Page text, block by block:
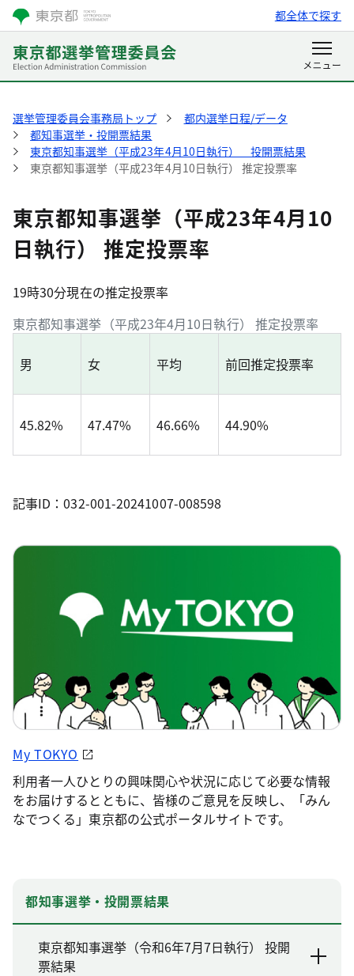
都全体で探す
選挙管理委員会事務局トップ
都内選挙日程/データ
都知事選挙・投開票結果
東京都知事選挙（平成23年4月10日執行） 投開票結果
東京都知事選挙（平成23年4月10日執行） 推定投票率
東京都知事選挙（平成23年4月10
日執行） 推定投票率
19時30分現在の推定投票率
東京都知事選挙（平成23年4月10日執行） 推定投票率
男 女 平均 前回推定投票率
45.82% 47.47% 46.66% 44.90%
記事ID：032-001-20241007-008598
My TOKYO
利用者一人ひとりの興味関心や状況に応じて必要な情報
をお届けするとともに、皆様のご意見を反映し、「みん
なでつくる」東京都の公式ポータルサイトです。
都知事選挙・投開票結果
東京都知事選挙（令和6年7月7日執行） 投開
票結果